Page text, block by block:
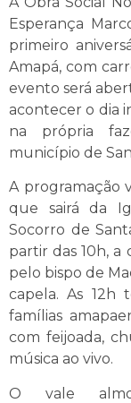
Esperança
primeiro
Amapá, com
evento será
acontecer o dia
na própria
município de
A programação
que sairá da
Socorro de
partir das 10h, a
pelo bispo de
capela. As 12h
famílias
com feijoada,
música ao vivo.
O vale